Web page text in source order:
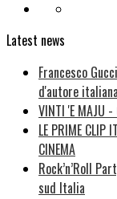
Latest news
Francesco
d'autore
VINTI 'E MAJU
LE PRIME CLIP
CINEMA
Rock’n’Roll
sud Italia